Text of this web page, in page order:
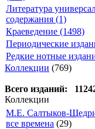
Литература
содержания (1)
Краеведение (1498)
Периодические
Редкие нотные
Коллекции (769)
Всего изданий:
Коллекции
М.Е. Салтыков-
все времена (29)